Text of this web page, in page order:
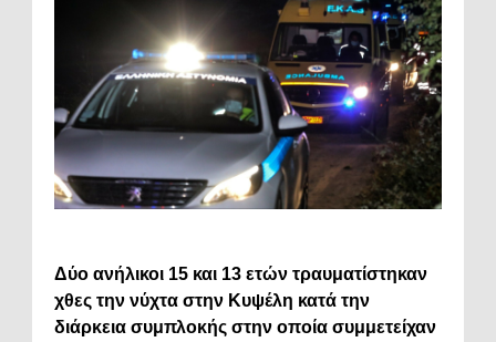
Δύο ανήλικοι 15 και 13 ετών τραυματίστηκαν
χθες την νύχτα στην Κυψέλη κατά την
διάρκεια συμπλοκής στην οποία συμμετείχαν